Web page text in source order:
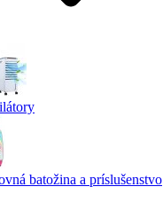
batožina a príslušenstvo